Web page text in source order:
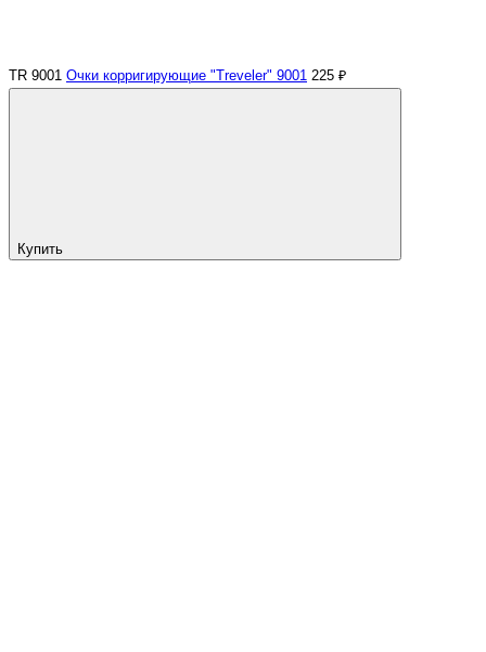
TR 9001 Очки корригирующие "Treveler" 9001 225 ₽
Купить